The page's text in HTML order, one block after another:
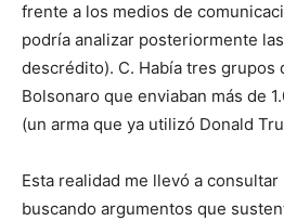
frente a los medios de
podría analizar posteriormente
descrédito). C. Había tres grupos
Bolsonaro que enviaban más de
(un arma que ya utilizó Donald
Esta realidad me llevó a
buscando argumentos que